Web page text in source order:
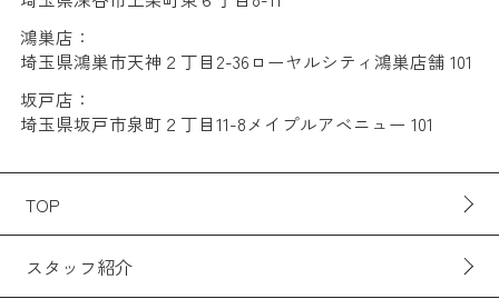
鴻巣店：
埼玉県鴻巣市天神２丁目2-36ローヤルシティ鴻巣店舗 101
坂戸店：
埼玉県坂戸市泉町２丁目11-8メイプルアベニュー 101
TOP
スタッフ紹介